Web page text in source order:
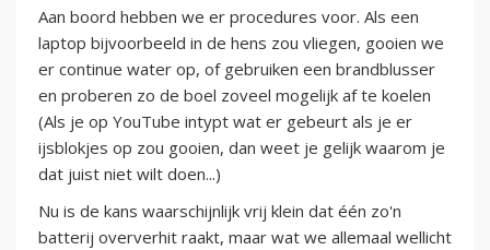
Aan boord hebben we er procedures voor. Als een
laptop bijvoorbeeld in de hens zou vliegen, gooien we
er continue water op, of gebruiken een brandblusser
en proberen zo de boel zoveel mogelijk af te koelen
(Als je op YouTube intypt wat er gebeurt als je er
ijsblokjes op zou gooien, dan weet je gelijk waarom je
dat juist niet wilt doen...)
Nu is de kans waarschijnlijk vrij klein dat één zo'n
batterij oververhit raakt, maar wat we allemaal wellicht